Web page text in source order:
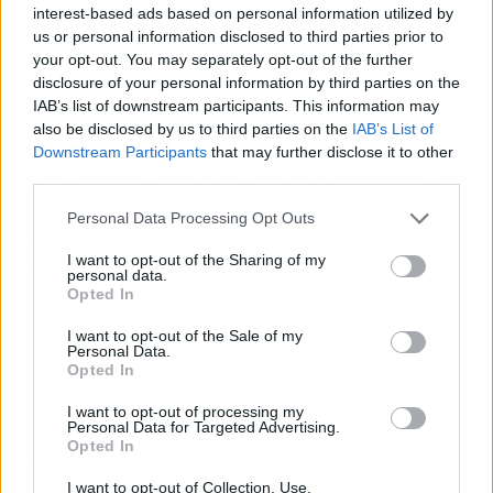
interest-based ads based on personal information utilized by
us or personal information disclosed to third parties prior to
your opt-out. You may separately opt-out of the further
disclosure of your personal information by third parties on the
IAB’s list of downstream participants. This information may
also be disclosed by us to third parties on the IAB’s List of
Downstream Participants that may further disclose it to other
Personal Data Processing Opt Outs
I want to opt-out of the Sharing of my
personal data.
Opted In
I want to opt-out of the Sale of my
Personal Data.
Opted In
I want to opt-out of processing my
Personal Data for Targeted Advertising.
Opted In
I want to opt-out of Collection, Use,
pasó con el buque escuela argentino retenido
por fondos buitre en Ghana.
Este movimiento es una vuelta de tuerca más
en la guerra de los acreedores: ya embargaron
una sede del Instituto Cervantes y ahora
apuntan al escaparate más vistoso. Si la Justicia
estadounidense les da la razón, el sueño
muy alto. Y no precisamente en goles.
El chisme en 3 claves (TL;DR)
¿Quiénes son los protagonistas?
de Fútbol y el fondo Blasket, que compró deuda por el
'hachazo' renovable.